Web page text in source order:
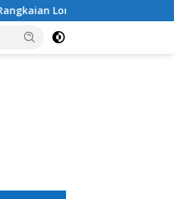
HUT RI ke-81 Tahun 2026